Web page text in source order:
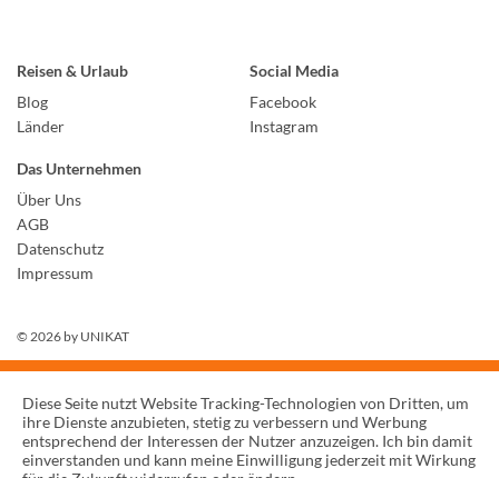
Reisen & Urlaub
Blog
Länder
Social Media
Facebook
Instagram
Das Unternehmen
Über Uns
AGB
Datenschutz
Impressum
© 2026 by UNIKAT
Diese Seite nutzt Website Tracking-Technologien von Dritten, um
ihre Dienste anzubieten, stetig zu verbessern und Werbung
entsprechend der Interessen der Nutzer anzuzeigen. Ich bin damit
einverstanden und kann meine Einwilligung jederzeit mit Wirkung